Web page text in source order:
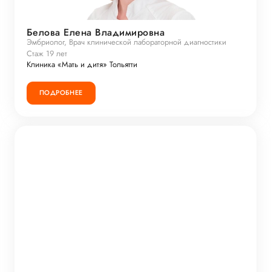
Белова Елена Владимировна
Эмбриолог, Врач клинической лабораторной диагностики
Стаж 19 лет
Клиника «Мать и дитя» Тольятти
ПОДРОБНЕЕ